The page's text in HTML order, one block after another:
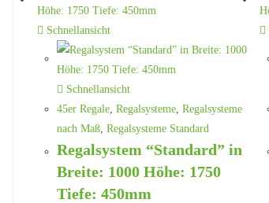
Schnellansicht
Schnellansicht
45er Regale, Regalsysteme, Regalsysteme
nach Maß, Regalsysteme Standard
Regalsystem “Standard” in
Breite: 1000 Höhe: 1750
Tiefe: 450mm